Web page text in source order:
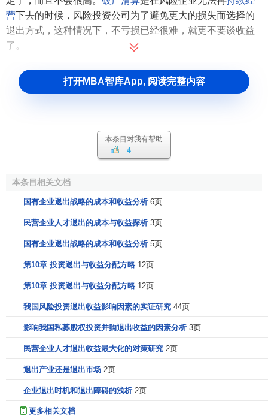
营下去的时候，风险投资公司为了避免更大的损失而选择的
退出方式，这种情况下，不亏损已经很难，就更不要谈收益
了。
打开MBA智库App, 阅读完整内容
本条目对我有帮助
4
本条目相关文档
国有企业退出战略的成本和收益分析 6页
民营企业人才退出的成本与收益探析 3页
国有企业退出战略的成本和收益分析 5页
第10章 投资退出与收益分配方略 12页
第10章 投资退出与收益分配方略 12页
我国风险投资退出收益影响因素的实证研究 44页
影响我国私募股权投资并购退出收益的因素分析 3页
民营企业人才退出收益最大化的对策研究 2页
退出产业还是退出市场 2页
企业退出时机和退出障碍的浅析 2页
更多相关文档